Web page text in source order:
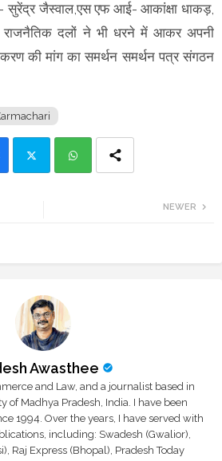
सुरेंद्र जैस्वाल,एस एफ आई- आकांक्षा धाकड़,
राजनैतिक दलों ने भी धरने में आकर अपनी
की मांग का समर्थन समर्थन पत्र संगठन
NEWER
Awasthee
and Law, and a journalist based in
of Madhya Pradesh, India. I have been
1994. Over the years, I have served with
including: Swadesh (Gwalior),
Raj Express (Bhopal), Pradesh Today